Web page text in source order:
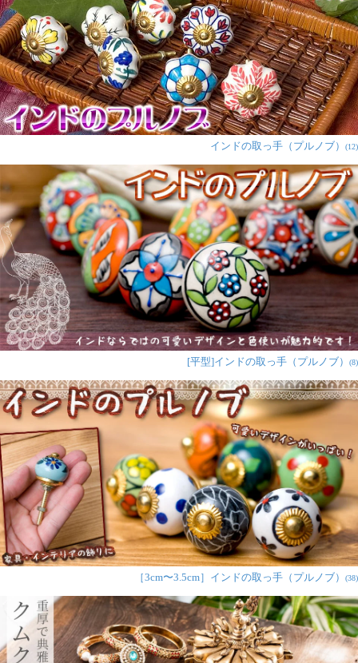
写真でみるよりカワイイく、木
目の引出しにとてもよくあって
います。 大満足！です。
アジアンデザインの
ブ(ドアノブ)〔約
4cm〕
★★★★★
インド初心者様
明るくカラフルなハート模様が
心を軽やかにしてくれます。ま
るで傘を広げたようなかわいい
つくりです。南国風の鳥のデザインものと一緒に観音開
きのクローゼットに取り付けましたら、ピッタリと運命
のようにはまり驚きました。あえて同じものを並べずに
鳥の餌のような位置付けに配置しストーリー性を持たせ
てイメージの世界で楽しんでいます。
★★★★★加藤 唯様
思ってた通りの品でした
商品が来たとき、さっそく
とってをつけかえたんですが
ものすごく可愛ぃくて
満足です
アジアンデザインの
取っ手 陶器のプルノ
★★★★★
インドの取っ手（プルノブ） (12)
[平型]インドの取っ手（プルノブ） (8)
［3cm〜3.5cm］インドの取っ手（プルノブ） (38)